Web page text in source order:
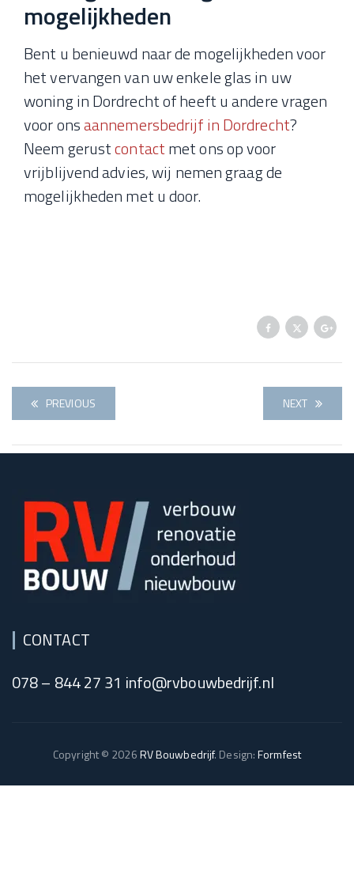
mogelijkheden
Bent u benieuwd naar de mogelijkheden voor
het vervangen van uw enkele glas in uw
woning in Dordrecht of heeft u andere vragen
voor onsaannemersbedrijf in Dordrecht?
Neem gerustcontactmet ons op voor
vrijblijvend advies, wij nemen graag de
mogelijkheden met u door.
PREVIOUS NEXT
CONTACT
078 – 844 27 31 info@rvbouwbedrijf.nl
Copyright © 2026RV Bouwbedrijf. Design:Formfest